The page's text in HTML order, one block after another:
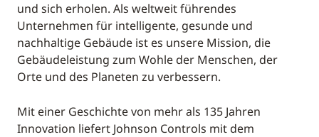
und sich erholen. Als weltweit führendes
Unternehmen für intelligente, gesunde und
nachhaltige Gebäude ist es unsere Mission, die
Gebäudeleistung zum Wohle der Menschen, der
Orte und des Planeten zu verbessern.
Mit einer Geschichte von mehr als 135 Jahren
Innovation liefert Johnson Controls mit dem